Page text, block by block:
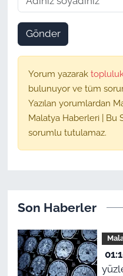
Gönder
Yorum yazarak topluluk
bulunuyor ve tüm
Yazılan yorumlardan
Malatya Haberleri | Bu
sorumlu tutulamaz.
Son Haberler